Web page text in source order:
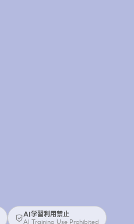
AI学習利用禁止
AI Training Use Prohibited